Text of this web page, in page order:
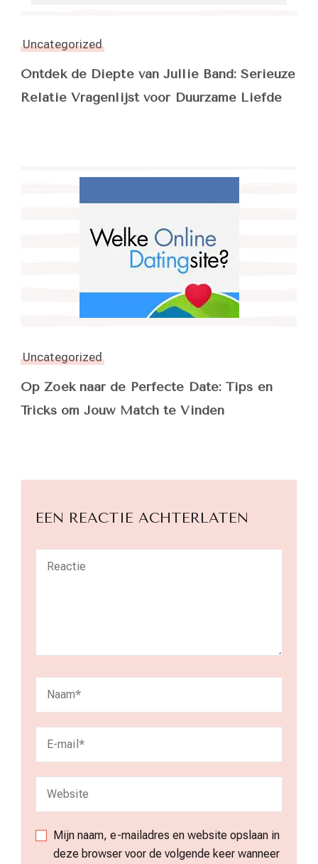
Uncategorized
Ontdek de Diepte van Jullie Band: Serieuze
Relatie Vragenlijst voor Duurzame Liefde
Uncategorized
Op Zoek naar de Perfecte Date: Tips en
Tricks om Jouw Match te Vinden
EEN REACTIE ACHTERLATEN
Mijn naam, e-mailadres en website opslaan in
deze browser voor de volgende keer wanneer